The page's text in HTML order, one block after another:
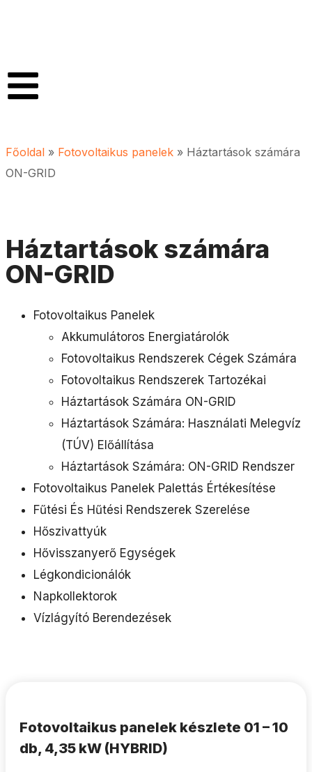
Főoldal » Fotovoltaikus panelek » Háztartások számára
ON-GRID
Háztartások számára
ON-GRID
Fotovoltaikus Panelek
Akkumulátoros Energiatárolók
Fotovoltaikus Rendszerek Cégek Számára
Fotovoltaikus Rendszerek Tartozékai
Háztartások Számára ON-GRID
Háztartások Számára: Használati Melegvíz
(TÚV) Előállítása
Háztartások Számára: ON-GRID Rendszer
Fotovoltaikus Panelek Palettás Értékesítése
Fűtési És Hűtési Rendszerek Szerelése
Hőszivattyúk
Hővisszanyerő Egységek
Légkondicionálók
Napkollektorok
Vízlágyító Berendezések
Fotovoltaikus panelek készlete 01 – 10
db, 4,35 kW (HYBRID)